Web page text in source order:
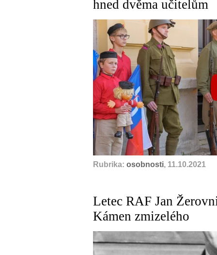
hned dvěma učitelům
Rubrika: osobnosti, 11.10.2021
Letec RAF Jan
Kámen zmizelého